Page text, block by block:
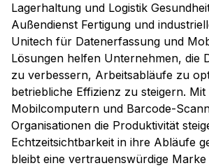
Lagerhaltung und Logistik
Außendienst Fertigung und
Unitech für Datenerfassung und
Lösungen helfen Unternehmen, die
zu verbessern, Arbeitsabläufe zu
betriebliche Effizienz zu steigern.
Mobilcomputern und Barcode-
Organisationen die Produktivität
Echtzeitsichtbarkeit in ihre Abläufe
bleibt eine vertrauenswürdige